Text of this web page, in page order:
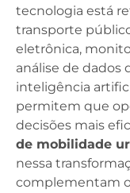
tecnologia está
transporte
eletrônica,
análise de dados
inteligência
permitem que
decisões mais
de mobilidade
nessa
complementam